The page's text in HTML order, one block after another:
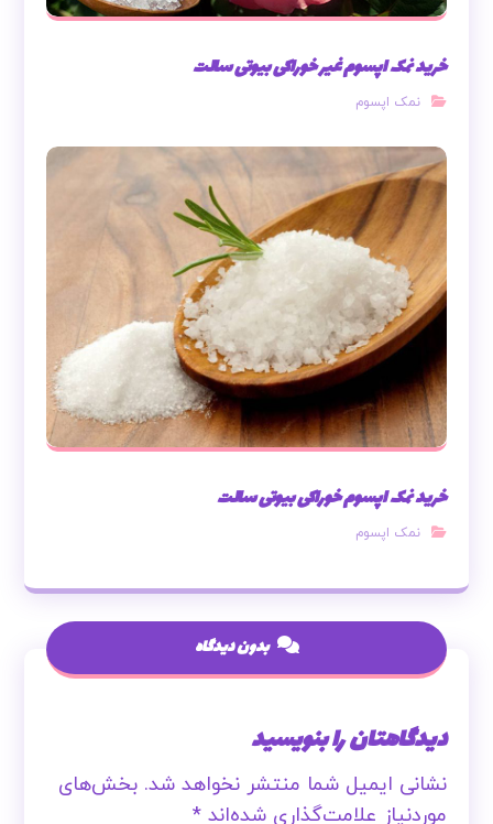
خرید نمک اپسوم غیر خوراکی بیوتی سالت
نمک اپسوم
خرید نمک اپسوم خوراکی بیوتی سالت
نمک اپسوم
بدون دیدگاه
دیدگاهتان را بنویسید
نشانی ایمیل شما منتشر نخواهد شد. بخش‌های
موردنیاز علامت‌گذاری شده‌اند*